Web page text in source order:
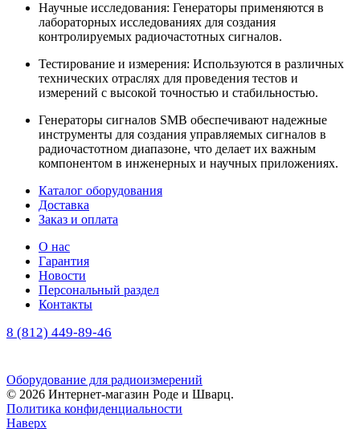
Научные исследования: Генераторы применяются в
лабораторных исследованиях для создания
контролируемых радиочастотных сигналов.
Тестирование и измерения: Используются в различных
технических отраслях для проведения тестов и
измерений с высокой точностью и стабильностью.
Генераторы сигналов SMB обеспечивают надежные
инструменты для создания управляемых сигналов в
радиочастотном диапазоне, что делает их важным
компонентом в инженерных и научных приложениях.
Каталог оборудования
Доставка
Заказ и оплата
О нас
Гарантия
Новости
Персональный раздел
Контакты
8 (812) 449-89-46
Оборудование для радиоизмерений
© 2026 Интернет-магазин Роде и Шварц.
Политика конфиденциальности
Наверх